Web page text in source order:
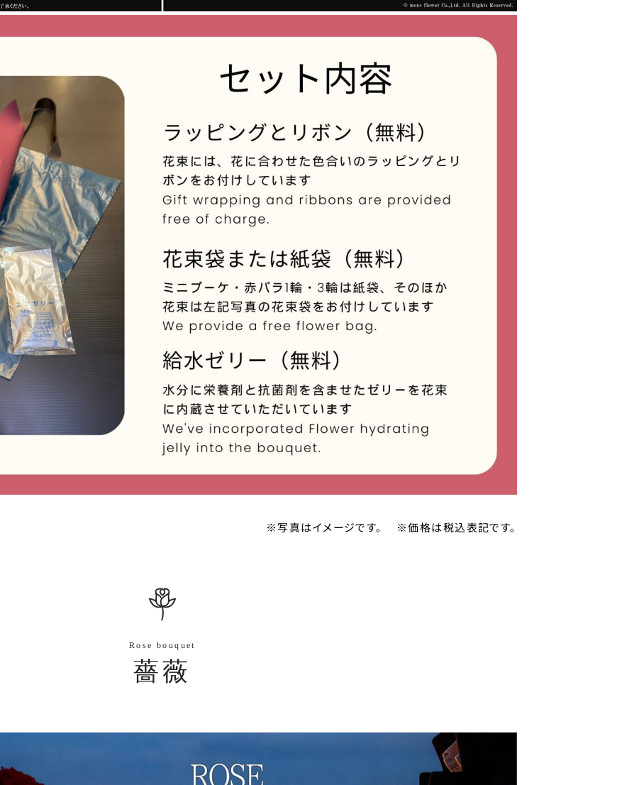
※写真はイメージです。 ※価格は税込表記です。
Rose bouquet
薔薇